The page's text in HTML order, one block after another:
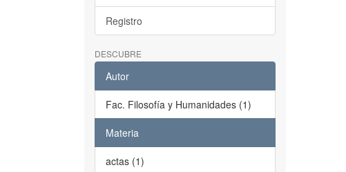
Registro
DESCUBRE
Autor
Fac. Filosofía y Humanidades (1)
Materia
actas (1)